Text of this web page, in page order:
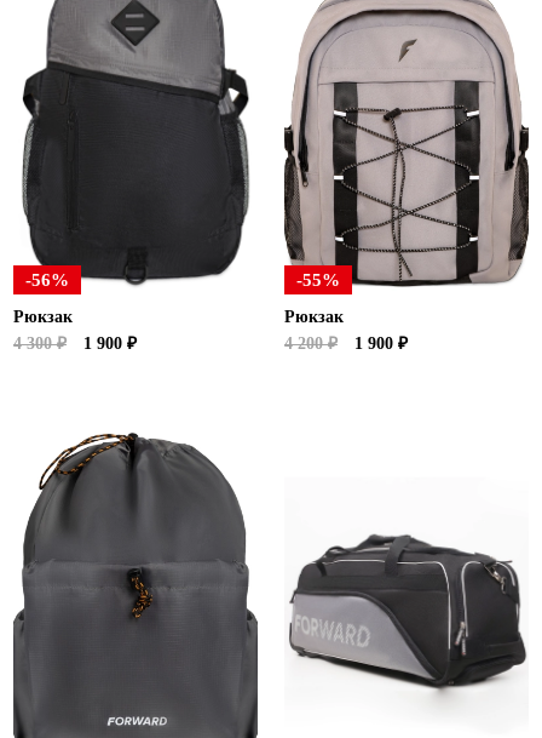
-56%
Рюкзак
4 300 ₽
1 900 ₽
-55%
Рюкзак
4 200 ₽
1 900 ₽